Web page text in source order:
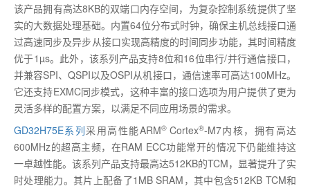
该产品拥有高达8KB的双端口内存空间，为复杂控制系统提供了坚
实的大数据处理基础。内置64位分布式时钟，确保主机总线接口通
过高速同步及异步从接口实现高精度的时间同步功能，其时间精度
优于1µs。此外，该系列产品支持8位和16位串行/并行通信接口，
并兼容SPI、QSPI以及OSPI从机接口，通信速率可高达100MHz。
它还支持EXMC同步模式，这种丰富的接口选项为用户提供了更为
灵活多样的配置方案，以满足不同应用场景的需求。
GD32H75E系列采用高性能ARM® Cortex®-M7内核，拥有高达
600MHz的超高主频，在RAM ECC功能常开的情况下仍能维持这
一卓越性能。该系列产品支持最高达512KB的TCM，显著提升了实
时处理能力。其片上配备了1MB SRAM ，其中包含512KB TCM和